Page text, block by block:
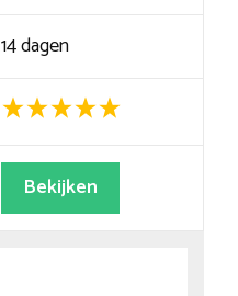
14 dagen
Bekijken